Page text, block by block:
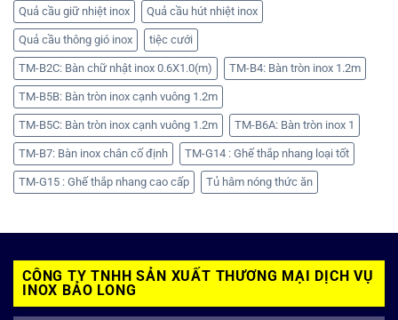
Quả cầu giữ nhiệt inox Quả cầu hút nhiệt inox
Quả cầu thông gió inox tiệc cưới
TM-B2C: Bàn chữ nhật inox 0.6X1.0(m) TM-B4: Bàn tròn inox 1.2m
TM-B5B: Bàn tròn inox cạnh vuông 1.2m
TM-B5C: Bàn tròn inox cạnh vuông 1.2m TM-B6A: Bàn tròn inox 1
TM-B7: Bàn inox chân cố định TM-G14 : Ghế thắp nhang loại tốt
TM-G15 : Ghế thắp nhang cao cấp Tủ hâm nóng thức ăn
CÔNG TY TNHH SẢN XUẤT THƯƠNG MẠI DỊCH VỤ
INOX BẢO LONG